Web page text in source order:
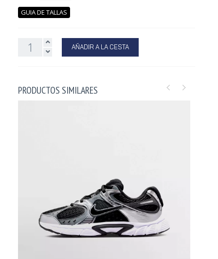
GUIA DE TALLAS
AÑADIR A LA CESTA
PRODUCTOS SIMILARES